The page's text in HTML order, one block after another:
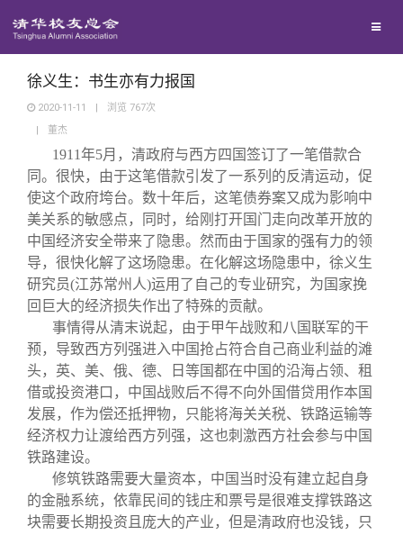
西南联大校友会
捐赠项目
捐赠新闻
捐赠纪事
捐赠方法
义工计划
媒体平台
《清华校友通讯》
《水木清华》
我要订阅
新媒体平台
百年清华
清华人物
清华故事
青春风采
校友讲坛
校友服务
终身学习
信息化服务
实用信息
校友总会
总会简介
总会章程
关闭
徐义生：书生亦有力报国
2020-11-11 | 浏览 767次
|
董杰
1911年5月，清政府与西方四国签订了一笔借款合
同。很快，由于这笔借款引发了一系列的反清运动，促
使这个政府垮台。数十年后，这笔债券案又成为影响中
美关系的敏感点，同时，给刚打开国门走向改革开放的
中国经济安全带来了隐患。然而由于国家的强有力的领
导，很快化解了这场隐患。在化解这场隐患中，徐义生
研究员(江苏常州人)运用了自己的专业研究，为国家挽
回巨大的经济损失作出了特殊的贡献。
事情得从清末说起，由于甲午战败和八国联军的干
预，导致西方列强进入中国抢占符合自己商业利益的滩
头，英、美、俄、德、日等国都在中国的沿海占领、租
借或投资港口，中国战败后不得不向外国借贷用作本国
发展，作为偿还抵押物，只能将海关关税、铁路运输等
经济权力让渡给西方列强，这也刺激西方社会参与中国
铁路建设。
修筑铁路需要大量资本，中国当时没有建立起自身
的金融系统，依靠民间的钱庄和票号是很难支撑铁路这
块需要长期投资且庞大的产业，但是清政府也没钱，只